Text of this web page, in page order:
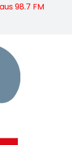
98.7 FM